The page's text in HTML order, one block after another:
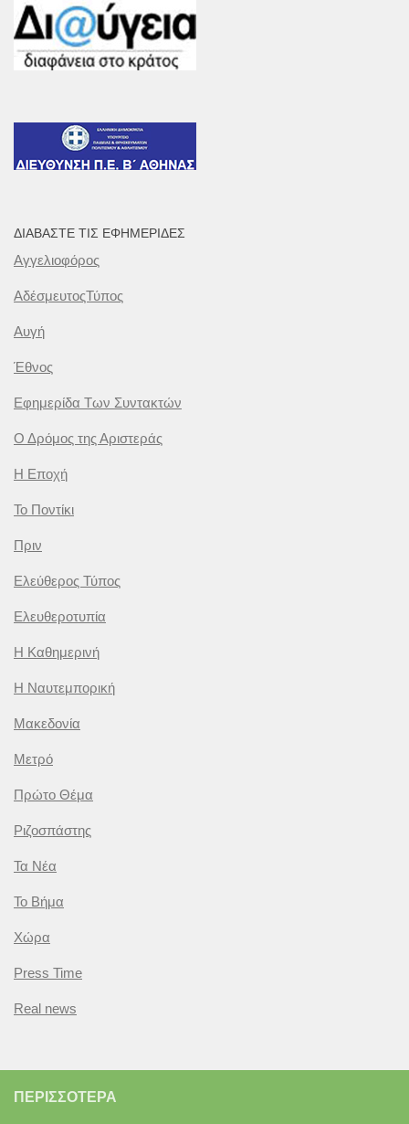
ΔΙΑΒΆΣΤΕ ΤΙΣ ΕΦΗΜΕΡΊΔΕΣ
Αγγελιοφόρος
ΑδέσμευτοςΤύπος
Αυγή
Έθνος
Εφημερίδα Των Συντακτών
Ο Δρόμος της Αριστεράς
Η Εποχή
Το Ποντίκι
Πριν
Ελεύθερος Τύπος
Ελευθεροτυπία
Η Καθημερινή
Η Ναυτεμπορική
Μακεδονία
Μετρό
Πρώτο Θέμα
Ριζοσπάστης
Τα Νέα
Το Βήμα
Χώρα
Press Time
Real news
ΠΕΡΙΣΣΌΤΕΡΑ